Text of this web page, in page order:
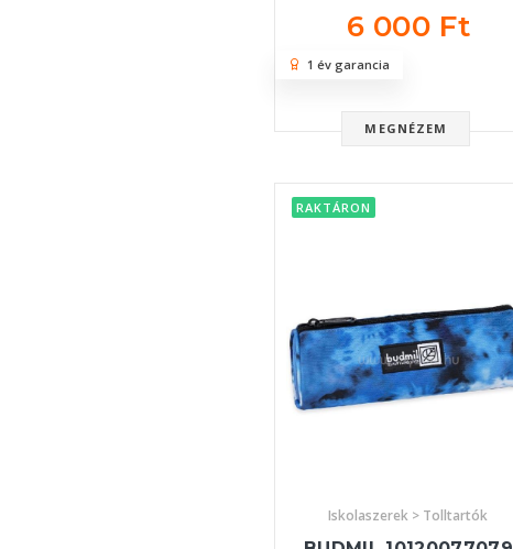
6 000 Ft
MEGNÉZEM
1 év garancia
RAKTÁRON
Iskolaszerek > Tolltartók